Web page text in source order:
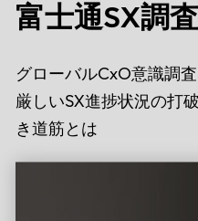
富士通SX調
グローバルCxO意識調
厳しいSX進捗状況の打
き道筋とは